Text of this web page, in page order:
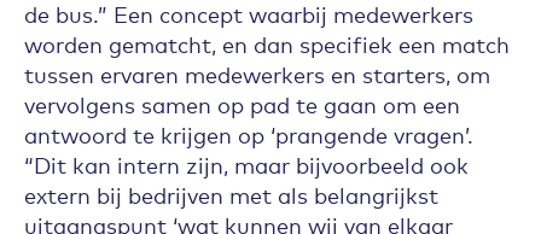
de bus.” Een concept waarbij medewerkers
worden gematcht, en dan specifiek een match
tussen ervaren medewerkers en starters, om
vervolgens samen op pad te gaan om een
antwoord te krijgen op ‘prangende vragen’.
“Dit kan intern zijn, maar bijvoorbeeld ook
extern bij bedrijven met als belangrijkst
uitgangspunt ‘wat kunnen wij van elkaar